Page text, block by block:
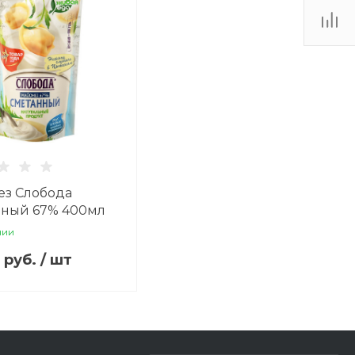
Слобода
67% 400мл
руб. / шт